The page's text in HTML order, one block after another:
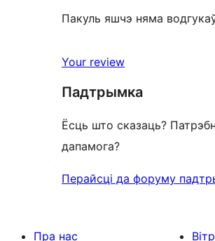
Пакуль яшчэ няма
Your review
Падтрымка
Ёсць што сказаць?
дапамога?
Перайсці да форуму
Пра нас